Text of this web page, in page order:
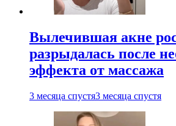
Вылечившая акне
разрыдалась после
эффекта от массажа
3 месяца спустя3 месяца спустя